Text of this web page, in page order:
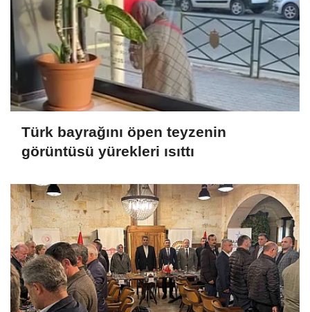
Türk bayrağını öpen teyzenin
görüntüsü yürekleri ısıttı